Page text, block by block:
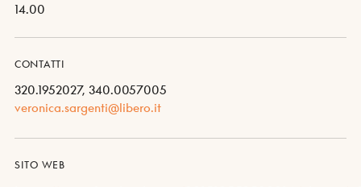
14.00
CONTATTI
320.1952027, 340.0057005
veronica.sargenti@libero.it
SITO WEB